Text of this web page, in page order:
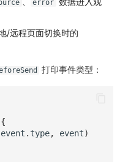
error
/远程页面切换时的
打印事件类型：
{
event . type, event)